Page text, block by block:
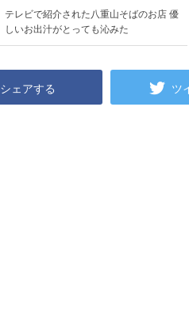
テレビで紹介された八重山そばのお店 優
しいお出汁がとっても沁みた
シェアする ツ